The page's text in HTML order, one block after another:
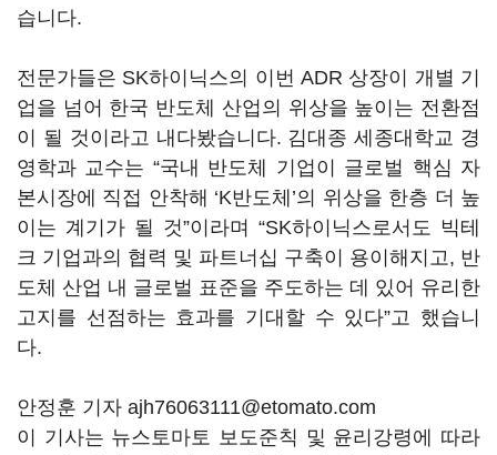
습니다.
전문가들은 SK하이닉스의 이번 ADR 상장이 개별 기
업을 넘어 한국 반도체 산업의 위상을 높이는 전환점
이 될 것이라고 내다봤습니다. 김대종 세종대학교 경
영학과 교수는 “국내 반도체 기업이 글로벌 핵심 자
본시장에 직접 안착해 ‘K반도체’의 위상을 한층 더 높
이는 계기가 될 것”이라며 “SK하이닉스로서도 빅테
크 기업과의 협력 및 파트너십 구축이 용이해지고, 반
도체 산업 내 글로벌 표준을 주도하는 데 있어 유리한
고지를 선점하는 효과를 기대할 수 있다”고 했습니
다.
안정훈 기자 ajh76063111@etomato.com
이 기사는 뉴스토마토 보도준칙 및 윤리강령에 따라